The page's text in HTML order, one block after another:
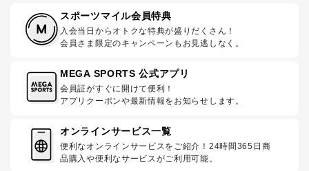
スポーツマイル会員特典
入会当日からオトクな特典が盛りだくさん！
会員さま限定のキャンペーンもお見逃しなく。
MEGA SPORTS 公式アプリ
会員証がすぐに開けて便利！
アプリクーポンや最新情報をお知らせします。
オンラインサービス一覧
便利なオンラインサービスをご紹介！24時間365日商
品購入や便利なサービスがご利用可能。